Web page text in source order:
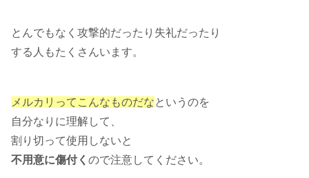
とんでもなく攻撃的だったり失礼だったり
する人もたくさんいます。
メルカリってこんなものだなというのを
自分なりに理解して、
割り切って使用しないと
不用意に傷付く ので注意してください。